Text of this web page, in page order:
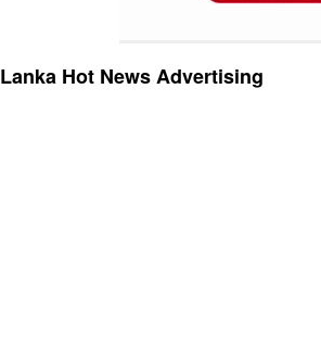
Lanka Hot News Advertising